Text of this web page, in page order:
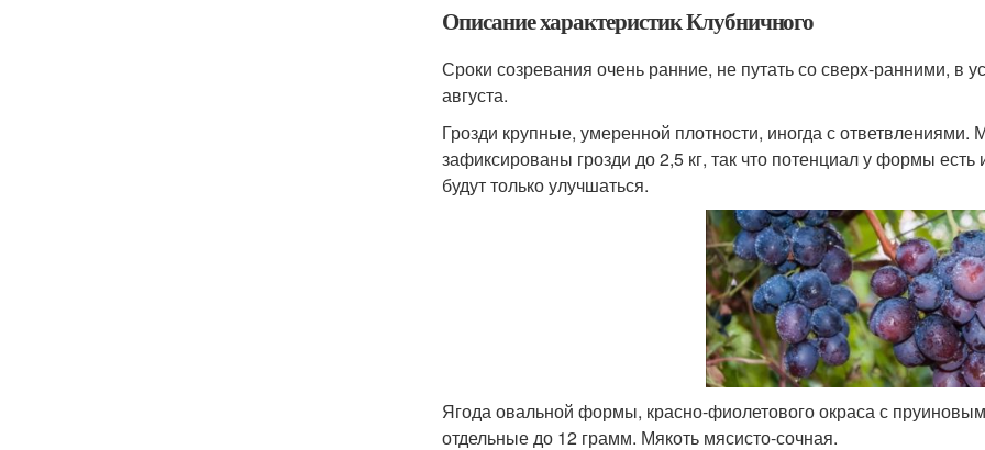
Описание характеристик Клубничного
Сроки созревания очень ранние, не путать со сверх-ранними, в
августа.
Грозди крупные, умеренной плотности, иногда с
зафиксированы грозди до 2,5 кг, так что потенциал у формы
будут только улучшаться.
Ягода овальной формы, красно-фиолетового окраса с
отдельные до 12 грамм. Мякоть мясисто-сочная.